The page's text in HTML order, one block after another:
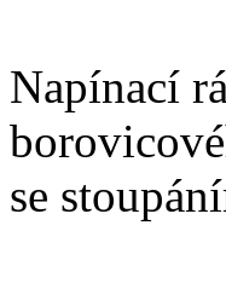
Napínací
se